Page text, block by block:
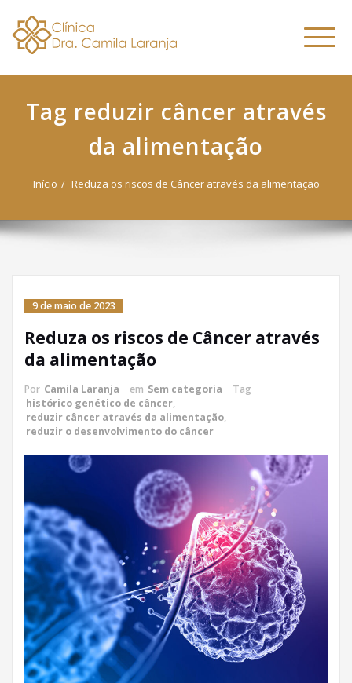
content
Laranja
Especialista em Fitoterapia
Tag reduzir câncer através
da alimentação
Início Reduza os riscos de Câncer através da alimentação
9 de maio de 2023
Reduza os riscos de Câncer através
da alimentação
Por Camila Laranja em Sem categoria
Tag
histórico genético de câncer,
reduzir câncer através da alimentação,
reduzir o desenvolvimento do câncer